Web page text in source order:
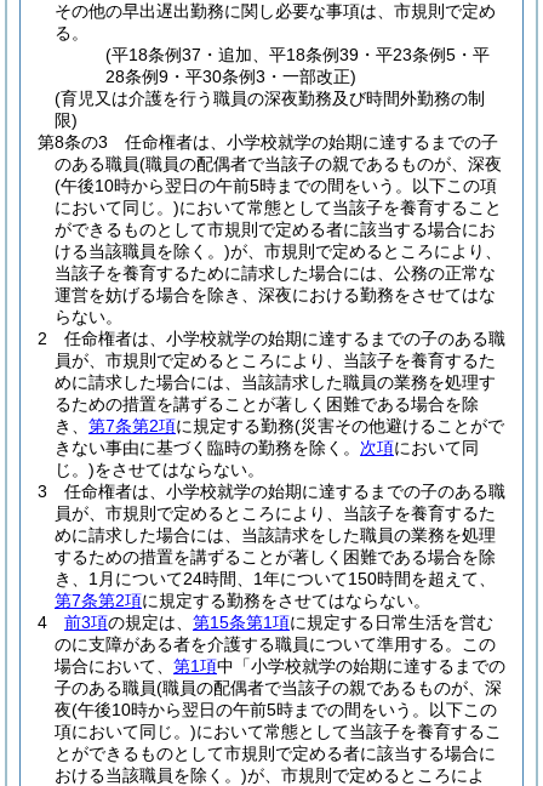
その他の早出遅出勤務に関し必要な事項は、市規則で定め
る。
(平18条例37・追加、平18条例39・平23条例5・平
28条例9・平30条例3・一部改正)
(育児又は介護を行う職員の深夜勤務及び時間外勤務の制
限)
第8条の3
任命権者は、小学校就学の始期に達するまでの子
のある職員(職員の配偶者で当該子の親であるものが、深夜
(午後10時から翌日の午前5時までの間をいう。以下この項
において同じ。)において常態として当該子を養育すること
ができるものとして市規則で定める者に該当する場合にお
ける当該職員を除く。)が、市規則で定めるところにより、
当該子を養育するために請求した場合には、公務の正常な
運営を妨げる場合を除き、深夜における勤務をさせてはな
らない。
2
任命権者は、小学校就学の始期に達するまでの子のある職
員が、市規則で定めるところにより、当該子を養育するた
めに請求した場合には、当該請求した職員の業務を処理す
るための措置を講ずることが著しく困難である場合を除
き、 第7条第2項に規定する勤務(災害その他避けることがで
きない事由に基づく臨時の勤務を除く。 次項において同
じ。)をさせてはならない。
3
任命権者は、小学校就学の始期に達するまでの子のある職
員が、市規則で定めるところにより、当該子を養育するた
めに請求した場合には、当該請求をした職員の業務を処理
するための措置を講ずることが著しく困難である場合を除
き、1月について24時間、1年について150時間を超えて、
第7条第2項に規定する勤務をさせてはならない。
4
前3項の規定は、 第15条第1項に規定する日常生活を営む
のに支障がある者を介護する職員について準用する。
この
場合において、 第1項中「小学校就学の始期に達するまでの
子のある職員(職員の配偶者で当該子の親であるものが、深
夜(午後10時から翌日の午前5時までの間をいう。以下この
項において同じ。)において常態として当該子を養育するこ
とができるものとして市規則で定める者に該当する場合に
おける当該職員を除く。)が、市規則で定めるところによ